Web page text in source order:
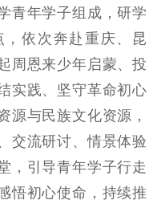
青年学子组成，研学
依次奔赴重庆、昆
周恩来少年启蒙、投
实践、坚守革命初心
源与民族文化资源，
交流研讨、情景体验
，引导青年学子行走
悟初心使命，持续推